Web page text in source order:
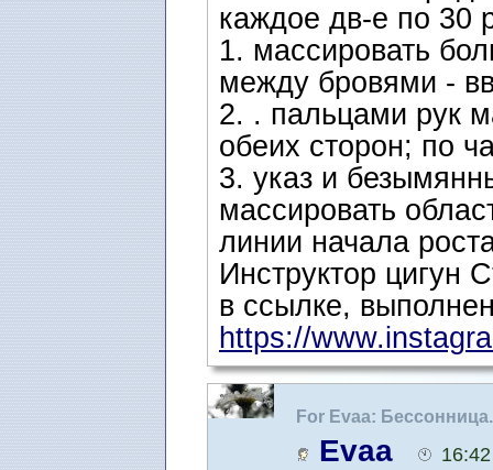
каждое дв-е по 30
1. массировать
между бровями -
2. . пальцами рук
обеих сторон; по
3. указ и
массировать
линии начала
Инструктор цигун
в ссылке,
https://
For Evaa:
Evaa 16:42